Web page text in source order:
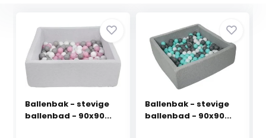
Ballenbak - stevige
ballenbad - 90x90...
Ballenbak - stevige
ballenbad - 90x90...